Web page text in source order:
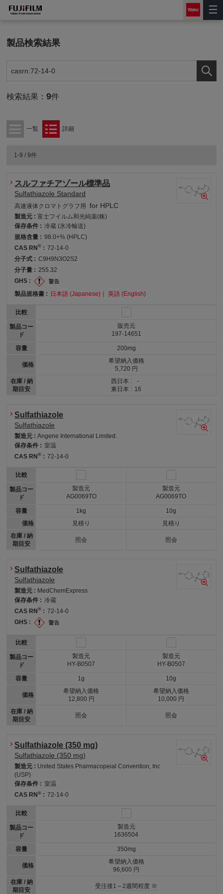
製品検索結果
検索結果：9件
一覧 詳細
1-9 / 9件
スルファチアゾール標準品
Sulfathiazole Standard
高速液体クロマトグラフ用 for HPLC
製造元 :富士フイルム和光純薬(株)
保存条件 : 冷蔵 (氷冷輸送)
規格含量 : 98.0+% (HPLC)
CAS RN® : 72-14-0
分子式 : C9H9N3O2S2
分子量 : 255.32
GHS :
製品規格書 :
日本語 (Japanese) ｜英語 (English)
比較
製品コー
ド
容量
価格
在庫 / 納
期目安
販売元
197-14651
200mg
希望納入価格
5,720 円
西日本 :
-
東日本 : 16
Sulfathiazole
Sulfathiazole
製造元 :Angene International Limited.
保存条件 : 室温
CAS RN® : 72-14-0
比較
製品コー
ド
容量
価格
在庫 / 納
期目安
製造元
AG0069TO
1kg
見積り
照会
製造元
AG0069TO
10g
見積り
照会
Sulfathiazole
Sulfathiazole
製造元 : MedChemExpress
保存条件 : 冷蔵
CAS RN® : 72-14-0
GHS :
比較
製品コー
ド
容量
価格
在庫 / 納
期目安
製造元
HY-B0507
1g
希望納入価格
12,800 円
照会
製造元
HY-B0507
10g
希望納入価格
10,000 円
照会
Sulfathiazole (350 mg)
Sulfathiazole (350 mg)
製造元 : United States Pharmacopeial Convention, Inc
(USP)
保存条件 : 室温
CAS RN® : 72-14-0
比較
製品コー
ド
容量
価格
在庫 / 納
期目安
製造元
1636504
350mg
希望納入価格
96,600 円
受注後1～2週間程度 ※